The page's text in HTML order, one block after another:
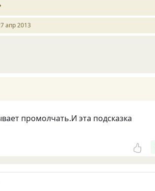
апр 2013
промолчать.И эта подсказка